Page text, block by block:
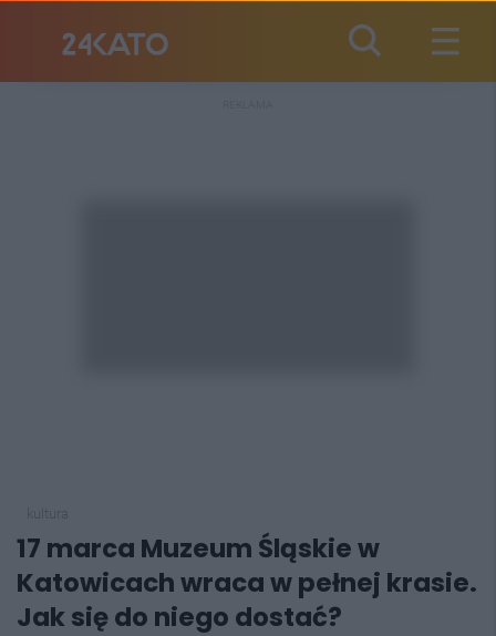
17 marca Muzeum Śląskie w
Katowicach wraca w pełnej krasie.
Jak się do niego dostać?